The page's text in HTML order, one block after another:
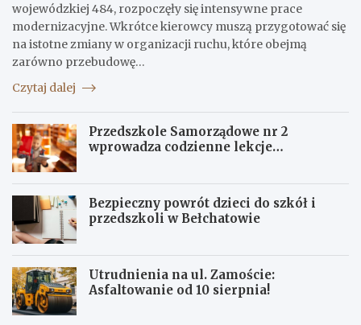
wojewódzkiej 484, rozpoczęły się intensywne prace
modernizacyjne. Wkrótce kierowcy muszą przygotować się
na istotne zmiany w organizacji ruchu, które obejmą
zarówno przebudowę…
Czytaj dalej
Przedszkole Samorządowe nr 2
wprowadza codzienne lekcje
Bezpieczny powrót dzieci do szkół i
przedszkoli w Bełchatowie
Utrudnienia na ul. Zamoście:
Asfaltowanie od 10 sierpnia!